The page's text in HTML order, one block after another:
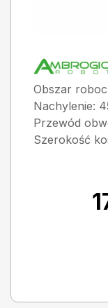
Obszar
Nachylenie:
Przewód
Szerokość